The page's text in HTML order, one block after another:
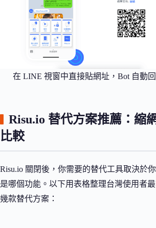
在 LINE 視窗中直接貼網址，Bot 自動
Risu.io 替代方案推薦：縮
比較
Risu.io 關閉後，你需要的替代工具取決於
是哪個功能。以下用表格整理台灣使用者
幾款替代方案：